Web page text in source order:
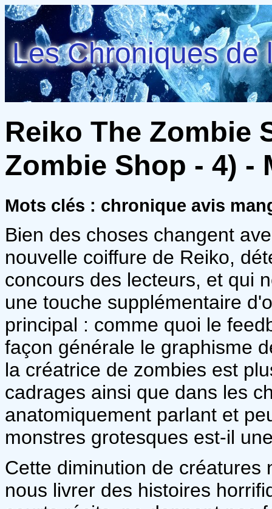
Les Chroniques de
Reiko The Zombie
Zombie Shop - 4) -
Mots clés : chronique avis
Bien des choses changent
nouvelle coiffure de Reiko,
concours des lecteurs, et qui
une touche supplémentaire
principal : comme quoi le
façon générale le graphisme
la créatrice de zombies est
cadrages ainsi que dans les
anatomiquement parlant et
monstres grotesques est-il
Cette diminution de
nous livrer des histoires